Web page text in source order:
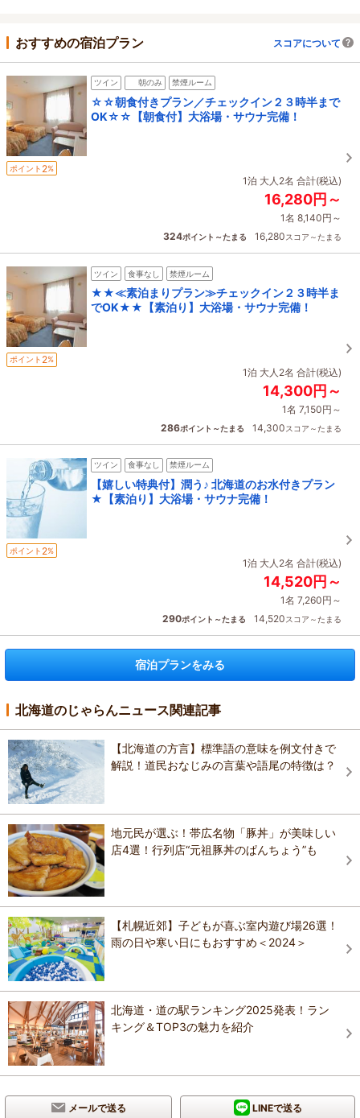
おすすめの宿泊プラン スコアについて
ツイン 朝のみ 禁煙ルーム
☆☆朝食付きプラン／チェックイン２３時半まで
OK☆☆【朝食付】大浴場・サウナ完備！
ポイント 2%
1泊 大人2名 合計(税込)
16,280円～
1名 8,140円～
324ポイント～たまる 16,280スコア～たまる
ツイン 食事なし 禁煙ルーム
★★≪素泊まりプラン≫チェックイン２３時半ま
でOK★★【素泊り】大浴場・サウナ完備！
ポイント 2%
1泊 大人2名 合計(税込)
14,300円～
1名 7,150円～
286ポイント～たまる 14,300スコア～たまる
ツイン 食事なし 禁煙ルーム
【嬉しい特典付】潤う♪ 北海道のお水付きプラン
★【素泊り】大浴場・サウナ完備！
ポイント 2%
1泊 大人2名 合計(税込)
14,520円～
1名 7,260円～
290ポイント～たまる 14,520スコア～たまる
宿泊プランをみる
北海道のじゃらんニュース関連記事
【北海道の方言】標準語の意味を例文付きで
解説！道民おなじみの言葉や語尾の特徴は？
地元民が選ぶ！帯広名物「豚丼」が美味しい
店4選！行列店“元祖豚丼のぱんちょう”も
【札幌近郊】子どもが喜ぶ室内遊び場26選！
雨の日や寒い日にもおすすめ＜2024＞
北海道・道の駅ランキング2025発表！ラン
キング＆TOP3の魅力を紹介
メールで送る LINEで送る